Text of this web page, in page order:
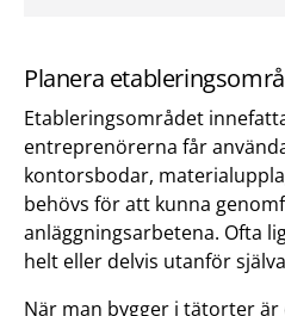
Planera
Etableringsområdet
entreprenörerna får
kontorsbodar,
behövs för att kunna
anläggningsarbetena. Ofta
helt eller delvis utanför
När man bygger i tätorter